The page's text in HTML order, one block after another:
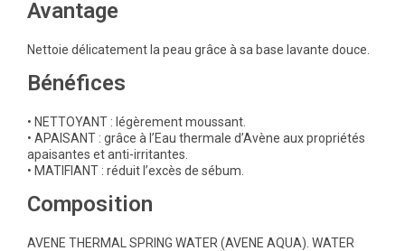
Avantage
Nettoie délicatement la peau grâce à sa base lavante douce.
Bénéfices
• NETTOYANT : légèrement moussant.
• APAISANT : grâce à l’Eau thermale d’Avène aux propriétés
apaisantes et anti-irritantes.
• MATIFIANT : réduit l’excès de sébum.
Composition
AVENE THERMAL SPRING WATER (AVENE AQUA). WATER